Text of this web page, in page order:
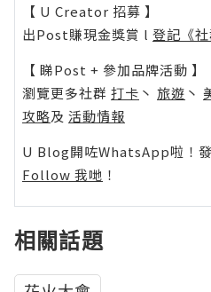
【 U Creator 招募 】
出Post賺現金獎賞 l 登記《社
【 睇Post + 參加品牌活動 】
瀏覽更多社群 打卡 丶 旅遊 丶
攻略及 活動情報
U Blog開咗WhatsApp啦！發
Follow 我哋 ！
相關話題